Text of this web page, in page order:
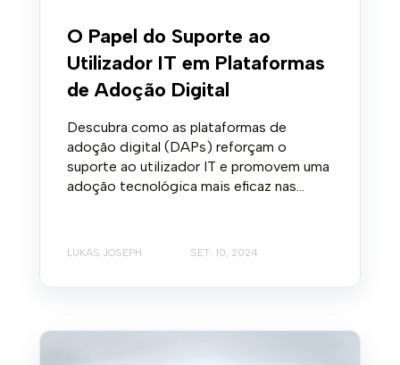
O Papel do Suporte ao
Utilizador IT em Plataformas
de Adoção Digital
Descubra como as plataformas de
adoção digital (DAPs) reforçam o
suporte ao utilizador IT e promovem uma
adoção tecnológica mais eficaz nas...
LUKAS JOSEPH SET. 10, 2024